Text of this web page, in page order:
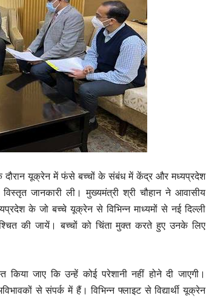
दौरान यूक्रेन में फंसे बच्चों के संबंध में केंद्र और मध्यप्रदेश
जानकारी ली। मुख्यमंत्री श्री चौहान ने आवासीय
के जो बच्चे यूक्रेन से विभिन्न माध्यमों से नई दिल्ली
की जायें। बच्चों को चिंता मुक्त करते हुए उनके लिए
जाए कि उन्हें कोई परेशानी नहीं होने दी जाएगी।
से संपर्क में हैं। विभिन्न फ्लाइट से विद्यार्थी यूक्रेन